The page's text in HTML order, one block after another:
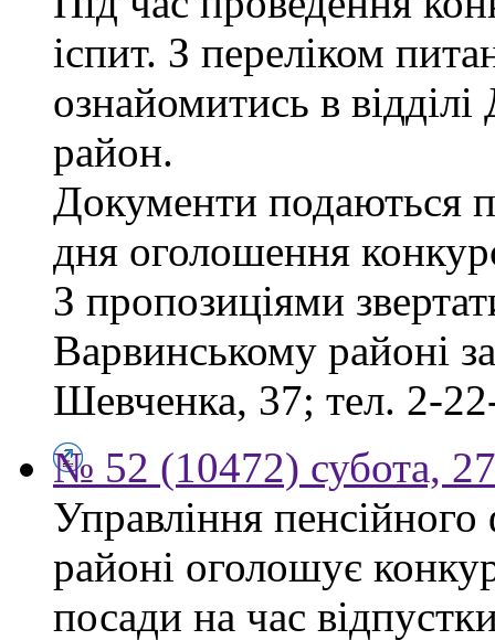
іспит. З переліком
ознайомитись в
район.
Документи подаються
дня оголошення
З пропозиціями
Варвинському районі
Шевченка, 37; тел. 2-
№ 52 (10472) субота,
Управління
районі оголошує
посади на час